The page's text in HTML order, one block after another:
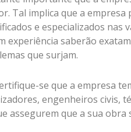
Tal implica que a empresa
e especializados nas
experiência saberão
que surjam.
se que a empresa
engenheiros civis,
assegurem que a sua